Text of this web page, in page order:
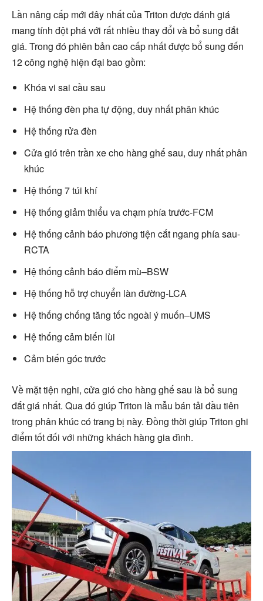
Lần nâng cấp mới đây nhất của Triton được đánh giá
mang tính đột phá với rất nhiều thay đổi và bổ sung đắt
giá. Trong đó phiên bản cao cấp nhất được bổ sung đến
12 công nghệ hiện đại bao gồm:
Khóa vi sai cầu sau
Hệ thống đèn pha tự động, duy nhất phân khúc
Hệ thống rửa đèn
Cửa gió trên trần xe cho hàng ghế sau, duy nhất phân
khúc
Hệ thống 7 túi khí
Hệ thống giảm thiểu va chạm phía trước-FCM
Hệ thống cảnh báo phương tiện cắt ngang phía sau-
RCTA
Hệ thống cảnh báo điểm mù–BSW
Hệ thống hỗ trợ chuyển làn đường-LCA
Hệ thống chống tăng tốc ngoài ý muốn–UMS
Hệ thống cảm biến lùi
Cảm biến góc trước
Về mặt tiện nghi, cửa gió cho hàng ghế sau là bổ sung
đắt giá nhất. Qua đó giúp Triton là mẫu bán tải đầu tiên
trong phân khúc có trang bị này. Đồng thời giúp Triton ghi
điểm tốt đối với những khách hàng gia đình.